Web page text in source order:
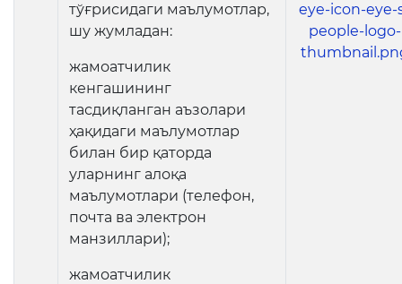
тўғрисидаги маълумотлар,
шу жумладан:
жамоатчилик
кенгашининг
тасдиқланган аъзолари
ҳақидаги маълумотлар
билан бир қаторда
уларнинг алоқа
маълумотлари (телефон,
почта ва электрон
манзиллари);
жамоатчилик